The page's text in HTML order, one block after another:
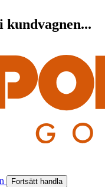
Fortsätt handla